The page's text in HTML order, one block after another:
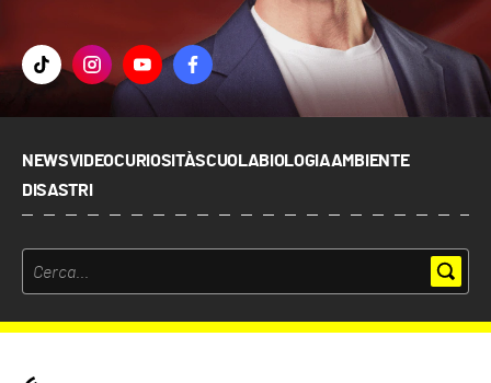
NEWSVIDEOCURIOSITÀSCUOLABIOLOGIAAMBIENTE
DISASTRI